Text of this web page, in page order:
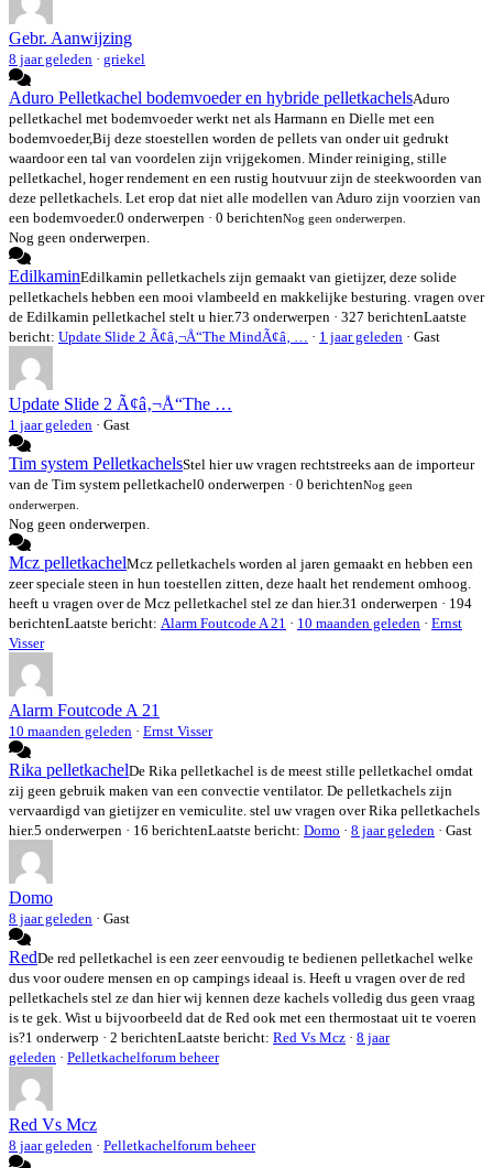
Gebr. Aanwijzing
8 jaar geleden · griekel
Aduro Pelletkachel bodemvoeder en hybride pelletkachelsAduro
pelletkachel met bodemvoeder werkt net als Harmann en Dielle met een
bodemvoeder,Bij deze stoestellen worden de pellets van onder uit gedrukt
waardoor een tal van voordelen zijn vrijgekomen. Minder reiniging, stille
pelletkachel, hoger rendement en een rustig houtvuur zijn de steekwoorden van
deze pelletkachels. Let erop dat niet alle modellen van Aduro zijn voorzien van
een bodemvoeder.0 onderwerpen · 0 berichtenNog geen onderwerpen.
Nog geen onderwerpen.
EdilkaminEdilkamin pelletkachels zijn gemaakt van gietijzer, deze solide
pelletkachels hebben een mooi vlambeeld en makkelijke besturing. vragen over
de Edilkamin pelletkachel stelt u hier.73 onderwerpen · 327 berichtenLaatste
bericht: Update Slide 2 Ã¢â‚¬Å“The MindÃ¢â‚ … · 1 jaar geleden · Gast
Update Slide 2 Ã¢â‚¬Å“The …
1 jaar geleden · Gast
Tim system PelletkachelsStel hier uw vragen rechtstreeks aan de importeur
van de Tim system pelletkachel0 onderwerpen · 0 berichtenNog geen
onderwerpen.
Nog geen onderwerpen.
Mcz pelletkachelMcz pelletkachels worden al jaren gemaakt en hebben een
zeer speciale steen in hun toestellen zitten, deze haalt het rendement omhoog.
heeft u vragen over de Mcz pelletkachel stel ze dan hier.31 onderwerpen · 194
berichtenLaatste bericht: Alarm Foutcode A 21 · 10 maanden geleden · Ernst
Visser
Alarm Foutcode A 21
10 maanden geleden · Ernst Visser
Rika pelletkachelDe Rika pelletkachel is de meest stille pelletkachel omdat
zij geen gebruik maken van een convectie ventilator. De pelletkachels zijn
vervaardigd van gietijzer en vemiculite. stel uw vragen over Rika pelletkachels
hier.5 onderwerpen · 16 berichtenLaatste bericht: Domo · 8 jaar geleden · Gast
Domo
8 jaar geleden · Gast
RedDe red pelletkachel is een zeer eenvoudig te bedienen pelletkachel welke
dus voor oudere mensen en op campings ideaal is. Heeft u vragen over de red
pelletkachels stel ze dan hier wij kennen deze kachels volledig dus geen vraag
is te gek. Wist u bijvoorbeeld dat de Red ook met een thermostaat uit te voeren
is?1 onderwerp · 2 berichtenLaatste bericht: Red Vs Mcz · 8 jaar
geleden · Pelletkachelforum beheer
Red Vs Mcz
8 jaar geleden · Pelletkachelforum beheer